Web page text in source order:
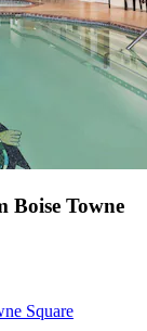
Towne
Square